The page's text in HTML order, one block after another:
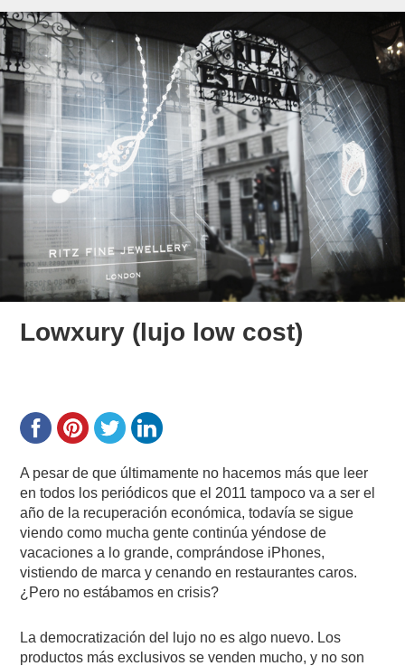
Lowxury (lujo low cost)
A pesar de que últimamente no hacemos más que leer
en todos los periódicos que el 2011 tampoco va a ser el
año de la recuperación económica, todavía se sigue
viendo como mucha gente continúa yéndose de
vacaciones a lo grande, comprándose iPhones,
vistiendo de marca y cenando en restaurantes caros.
¿Pero no estábamos en crisis?
La democratización del lujo no es algo nuevo. Los
productos más exclusivos se venden mucho, y no son